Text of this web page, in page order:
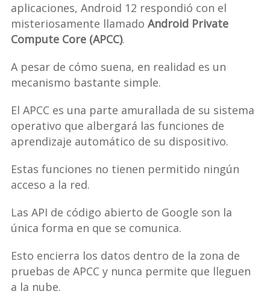
aplicaciones, Android 12 respondió con el
misteriosamente llamado Android Private
Compute Core (APCC).
A pesar de cómo suena, en realidad es un
mecanismo bastante simple.
El APCC es una parte amurallada de su sistema
operativo que albergará las funciones de
aprendizaje automático de su dispositivo.
Estas funciones no tienen permitido ningún
acceso a la red.
Las API de código abierto de Google son la
única forma en que se comunica.
Esto encierra los datos dentro de la zona de
pruebas de APCC y nunca permite que lleguen
a la nube.